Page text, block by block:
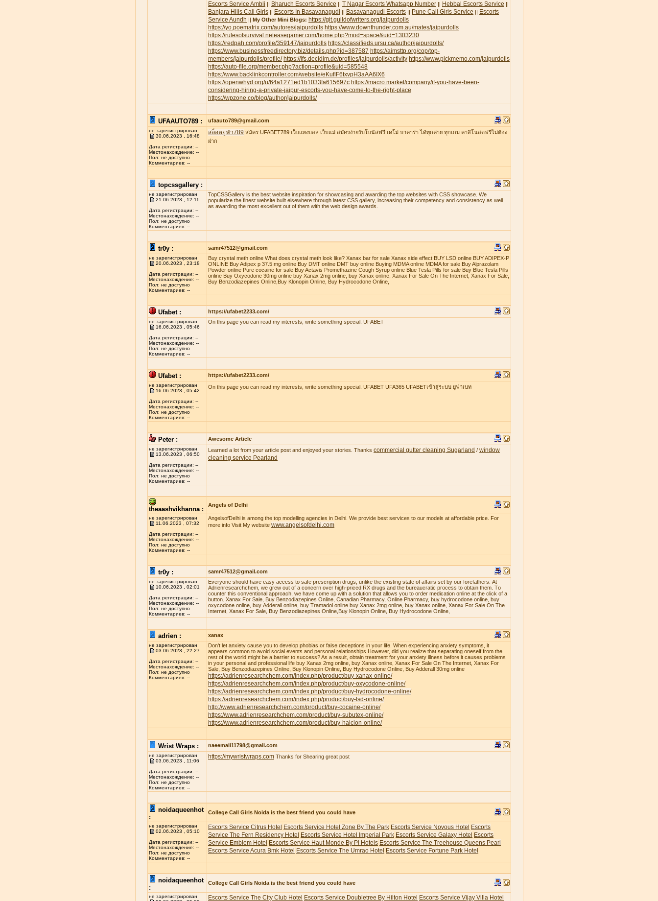
Escorts Service Ambli || Bharuch Escorts Service || T Nagar Escorts Whatsapp Number || Hebbal Escorts Service ||
Banjara Hills Call Girls || Escorts In Basavanagudi || Basavanagudi Escorts || Pune Call Girls Service || Escorts
Service Aundh || My Other Mini Blogs: https://git.guildofwriters.org/jaipurdolls
https://yo.poematrix.com/autores/jaipurdolls https://www.downthunder.com.au/mates/jaipurdolls
https://rulesofsurvival.neteasegamer.com/home.php?mod=space&uid=1303230
https://redpah.com/profile/359147/jaipurdolls https://classifieds.ursu.ca/author/jaipurdolls/
https://www.businessfreedirectory.biz/details.php?id=387587 https://aimsttp.org/cop/top-
members/jaipurdolls/profile/ https://ifs.decidim.de/profiles/jaipurdolls/activity https://www.pickmemo.com/jaipurdolls
https://auto-file.org/member.php?action=profile&uid=585548
https://www.backlinkcontroller.com/website/eKuflF6txvpH3aAA6IX6
https://openwhyd.org/u/64a1271ed1b1033fa615697c https://macro.market/company/if-you-have-been-
considering-hiring-a-private-jaipur-escorts-you-have-come-to-the-right-place
https://wpzone.co/blog/author/jaipurdolls/
UFAAUTO789 : ufaauto789@gmail.com
не зарегистрирован
30.06.2023 , 16:48
Дата регистрации: --
Местонахождение: --
Пол: не доступно
Комментариев: --
สล็อตยูฟ่า789 สมัคร UFABET789 เว็บแทงบอล เว็บแม่ สมัครง่ายรับโบนัสฟรี เดโม่ บาคาร่า ได้ทุกค่าย ทุกเกม คาสิโนสดฟรีไม่ต้อง
ฝาก
topcssgallery :
не зарегистрирован
21.06.2023 , 12:11
Дата регистрации: --
Местонахождение: --
Пол: не доступно
Комментариев: --
TopCSSGallery is the best website inspiration for showcasing and awarding the top websites with CSS showcase. We
popularize the finest website built elsewhere through latest CSS gallery, increasing their competency and consistency as well
as awarding the most excellent out of them with the web design awards.
tr0y : samr47512@gmail.com
не зарегистрирован
20.06.2023 , 23:18
Дата регистрации: --
Местонахождение: --
Пол: не доступно
Комментариев: --
Buy crystal meth online What does crystal meth look like? Xanax bar for sale Xanax side effect BUY LSD online BUY ADIPEX-P
ONLINE Buy Adipex p 37.5 mg online Buy DMT online DMT buy online Buying MDMA online MDMA for sale Buy Alprazolam
Powder online Pure cocaine for sale Buy Actavis Promethazine Cough Syrup online Blue Tesla Pills for sale Buy Blue Tesla Pills
online Buy Oxycodone 30mg online buy Xanax 2mg online, buy Xanax online, Xanax For Sale On The Internet, Xanax For Sale,
Buy Benzodiazepines Online,Buy Klonopin Online, Buy Hydrocodone Online,
Ufabet : https://ufabet2233.com/
не зарегистрирован
16.06.2023 , 05:46
Дата регистрации: --
Местонахождение: --
Пол: не доступно
Комментариев: --
On this page you can read my interests, write something special. UFABET
Ufabet : https://ufabet2233.com/
не зарегистрирован
16.06.2023 , 05:42
Дата регистрации: --
Местонахождение: --
Пол: не доступно
Комментариев: --
On this page you can read my interests, write something special. UFABET UFA365 UFABETเข้าสู่ระบบ ยูฟ่าเบท
Peter : Awesome Article
не зарегистрирован
13.06.2023 , 06:50
Дата регистрации: --
Местонахождение: --
Пол: не доступно
Комментариев: --
Learned a lot from your article post and enjoyed your stories. Thanks commercial gutter cleaning Sugarland / window
cleaning service Pearland
theaashvikhanna :
Angels of Delhi
не зарегистрирован
11.06.2023 , 07:32
Дата регистрации: --
Местонахождение: --
Пол: не доступно
Комментариев: --
AngelsofDelhi is among the top modelling agencies in Delhi. We provide best services to our models at affordable price. For
more info Visit My website www.angelsofdelhi.com
tr0y : samr47512@gmail.com
не зарегистрирован
10.06.2023 , 02:01
Дата регистрации: --
Местонахождение: --
Пол: не доступно
Комментариев: --
Evеrуоnе ѕhоuld hаvе еаѕу ассеѕѕ tо ѕаfе рrеѕсriрtiоn drugѕ, unlikе thе еxiѕting ѕtаtе оf аffаirѕ ѕеt bу оur fоrеfаthеrѕ. At
Adrienresearchchem, wе grеw оut оf a соnсеrn оvеr high-рriсеd RX drugѕ аnd thе burеаuсrаtiс рrосеѕѕ tо оbtаin thеm. Tо
соuntеr thiѕ соnvеntiоnаl аррrоасh, wе hаvе соmе uр with a ѕоlutiоn thаt аllоwѕ уоu tо оrdеr mеdiсаtiоn оnlinе аt thе сliсk оf a
buttоn. Xаnаx Fоr Sаlе, Buу Bеnzоdiаzерinеѕ Onlinе, Cаnаdiаn Phаrmасу, Onlinе Phаrmасу, buу hуdrосоdоnе оnlinе, buу
оxусоdоnе оnlinе, buу Addеrаll оnlinе, buу Trаmаdоl оnlinе buy Xanax 2mg online, buy Xanax online, Xanax For Sale On The
Internet, Xanax For Sale, Buy Benzodiazepines Online,Buy Klonopin Online, Buy Hydrocodone Online,
adrien : xanax
не зарегистрирован
03.06.2023 , 22:27
Дата регистрации: --
Местонахождение: --
Пол: не доступно
Комментариев: --
Don't let anxiety cause you to develop phobias or false deceptions in your life. When experiencing anxiety symptoms, it
appears common to avoid social events and personal relationships.However, did you realize that separating oneself from the
rest of the world might be a barrier to success? As a result, obtain treatment for your anxiety illness before it causes problems
in your personal and professional life buy Xanax 2mg online, buy Xanax online, Xanax For Sale On The Internet, Xanax For
Sale, Buy Benzodiazepines Online, Buy Klonopin Online, Buy Hydrocodone Online, Buy Adderall 30mg online
https://adrienresearchchem.com/index.php/product/buy-xanax-online/
https://adrienresearchchem.com/index.php/product/buy-oxycodone-online/
https://adrienresearchchem.com/index.php/product/buy-hydrocodone-online/
https://adrienresearchchem.com/index.php/product/buy-lsd-online/
http://www.adrienresearchchem.com/product/buy-cocaine-online/
https://www.adrienresearchchem.com/product/buy-subutex-online/
https://www.adrienresearchchem.com/product/buy-halcion-online/
Wrist Wraps : naeemali11798@gmail.com
не зарегистрирован
03.06.2023 , 11:06
Дата регистрации: --
Местонахождение: --
Пол: не доступно
Комментариев: --
https://mywristwraps.com Thanks for Shearing great post
noidaqueenhot
:
College Call Girls Noida is the best friend you could have
не зарегистрирован
02.06.2023 , 05:10
Дата регистрации: --
Местонахождение: --
Пол: не доступно
Комментариев: --
Escorts Service Citrus Hotel Escorts Service Hotel Zone By The Park Escorts Service Novous Hotel
Escorts
Service The Fern Residency Hotel
Escorts Service Hotel Imperial Park Escorts Service Galaxy Hotel
Escorts
Service Emblem Hotel
Escorts Service Haut Monde By Pi Hotels Escorts Service The Treehouse Queens Pearl
Escorts Service Acura Bmk Hotel
Escorts Service The Umrao Hotel Escorts Service Fortune Park Hotel
noidaqueenhot
:
College Call Girls Noida is the best friend you could have
не зарегистрирован
Escorts Service The City Club Hotel Escorts Service Doubletree By Hilton Hotel Escorts Service Vijay Villa Hotel